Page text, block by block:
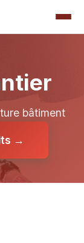
bâtiment
→